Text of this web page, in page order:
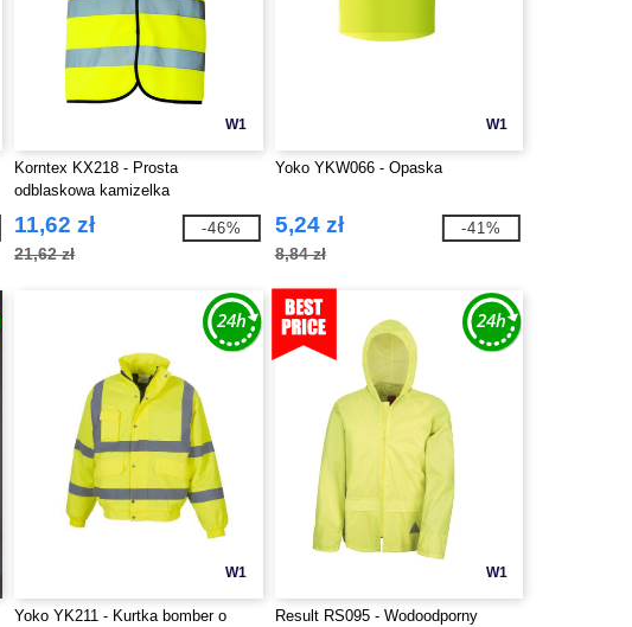
W1
Korntex KX218 - Prosta
odblaskowa kamizelka
11,62 zł
21,62 zł
-46%
W1
Yoko YKW066 - Opaska
5,24 zł
8,84 zł
-41%
W1
Yoko YK211 - Kurtka bomber o
W1
Result RS095 - Wodoodporny